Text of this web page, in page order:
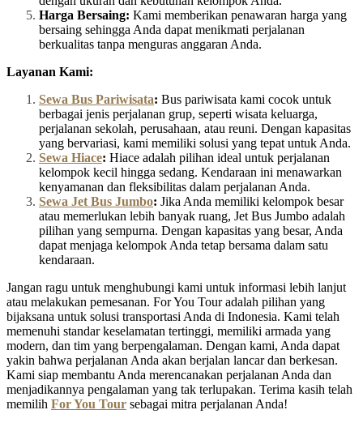
Harga Bersaing: Kami memberikan penawaran harga yang
bersaing sehingga Anda dapat menikmati perjalanan
berkualitas tanpa menguras anggaran Anda.
Layanan Kami:
Sewa Bus Pariwisata: Bus pariwisata kami cocok untuk
berbagai jenis perjalanan grup, seperti wisata keluarga,
perjalanan sekolah, perusahaan, atau reuni. Dengan kapasitas
yang bervariasi, kami memiliki solusi yang tepat untuk Anda.
Sewa Hiace: Hiace adalah pilihan ideal untuk perjalanan
kelompok kecil hingga sedang. Kendaraan ini menawarkan
kenyamanan dan fleksibilitas dalam perjalanan Anda.
Sewa Jet Bus Jumbo: Jika Anda memiliki kelompok besar
atau memerlukan lebih banyak ruang, Jet Bus Jumbo adalah
pilihan yang sempurna. Dengan kapasitas yang besar, Anda
dapat menjaga kelompok Anda tetap bersama dalam satu
kendaraan.
Jangan ragu untuk menghubungi kami untuk informasi lebih lanjut
atau melakukan pemesanan. For You Tour adalah pilihan yang
bijaksana untuk solusi transportasi Anda di Indonesia. Kami telah
memenuhi standar keselamatan tertinggi, memiliki armada yang
modern, dan tim yang berpengalaman. Dengan kami, Anda dapat
yakin bahwa perjalanan Anda akan berjalan lancar dan berkesan.
Kami siap membantu Anda merencanakan perjalanan Anda dan
menjadikannya pengalaman yang tak terlupakan. Terima kasih telah
memilih For You Tour sebagai mitra perjalanan Anda!